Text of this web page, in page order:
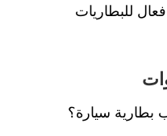
للبطاريات
بطارية سيارة؟